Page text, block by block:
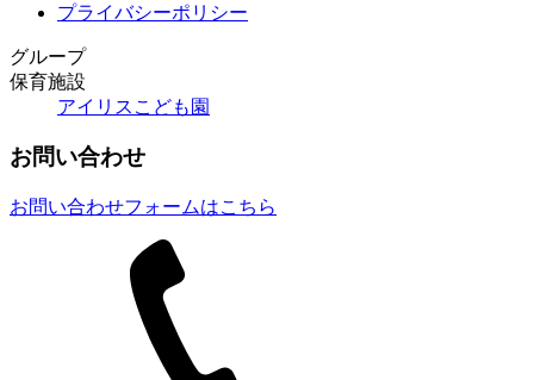
プライバシーポリシー
グループ
保育施設
アイリスこども園
お問い合わせ
お問い合わせフォームはこちら